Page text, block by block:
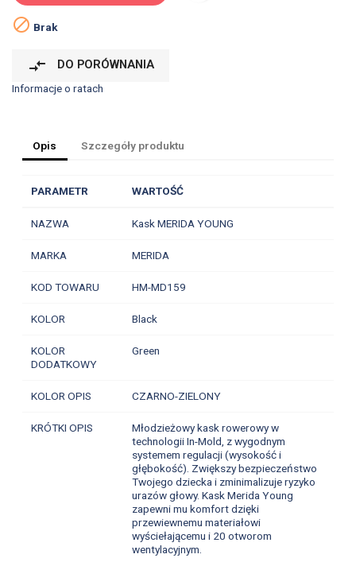
 Brak
compare_arrows DO PORÓWNANIA
Informacje o ratach
Opis Szczegóły produktu
PARAMETR WARTOŚĆ
NAZWA Kask MERIDA YOUNG
MARKA MERIDA
KOD TOWARU HM-MD159
KOLOR Black
KOLOR
DODATKOWY
Green
KOLOR OPIS CZARNO-ZIELONY
KRÓTKI OPIS
Młodzieżowy kask rowerowy w
technologii In-Mold, z wygodnym
systemem regulacji (wysokość i
głębokość). Zwiększy bezpieczeństwo
Twojego dziecka i zminimalizuje ryzyko
urazów głowy. Kask Merida Young
zapewni mu komfort dzięki
przewiewnemu materiałowi
wyściełającemu i 20 otworom
wentylacyjnym.